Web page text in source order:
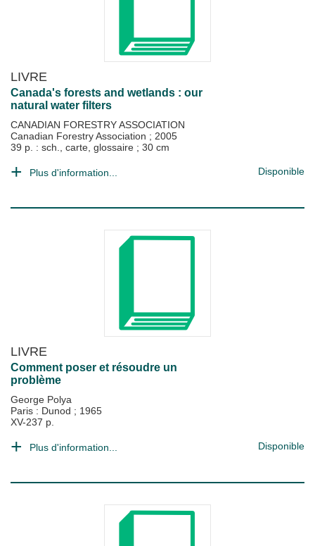
LIVRE
Canada's forests and wetlands : our
natural water filters
CANADIAN FORESTRY ASSOCIATION
Canadian Forestry Association ; 2005
39 p. : sch., carte, glossaire ; 30 cm
Plus d'information... Disponible
LIVRE
Comment poser et résoudre un
problème
George Polya
Paris : Dunod ; 1965
XV-237 p.
Plus d'information... Disponible